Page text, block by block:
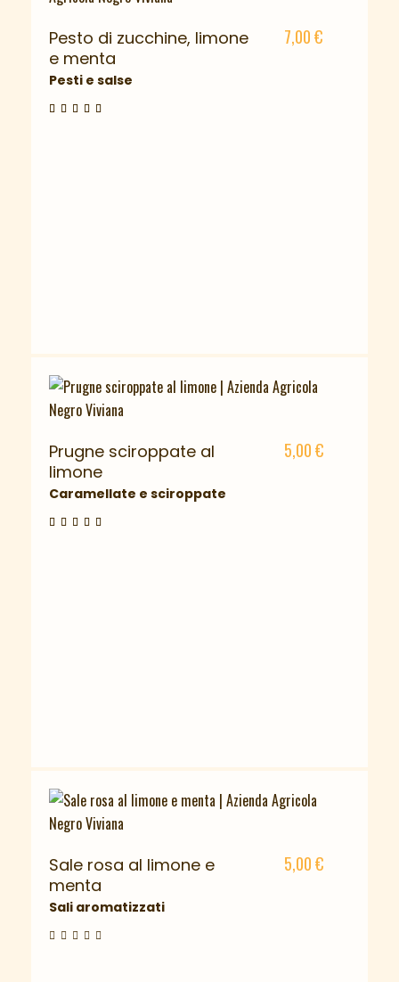
Pesto di zucchine, limone
e menta
Pesti e salse
7,00€
Prugne sciroppate al
limone
Caramellate e sciroppate
5,00€
Sale rosa al limone e
menta
Sali aromatizzati
5,00€